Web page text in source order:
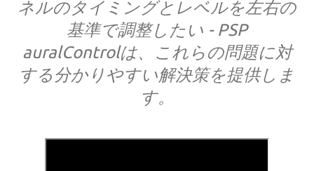
ネルのタイミングとレベルを左右の
基準で調整したい - PSP
auralControlは、これらの問題に対
する分かりやすい解決策を提供しま
す。